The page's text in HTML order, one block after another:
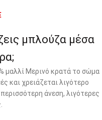
μπλούζα μέσα
μαλλί Μερινό κρατά το σώμα
και χρειάζεται λιγότερο
άνεση, λιγότερες